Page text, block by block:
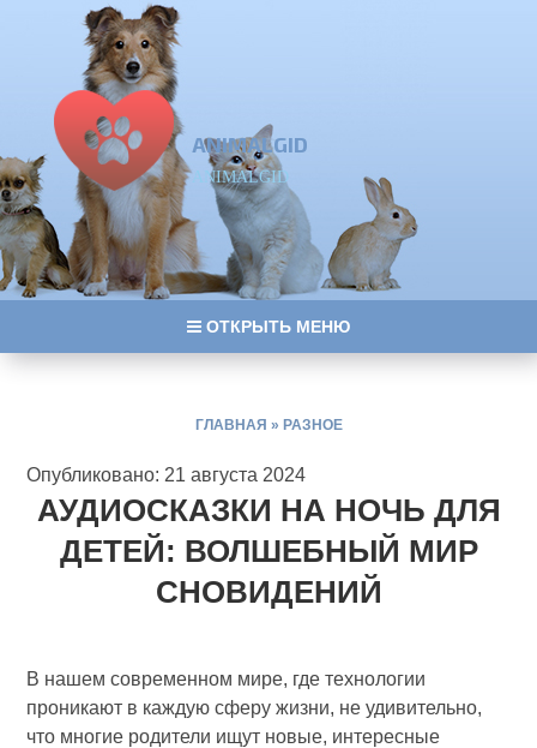
ANIMALGID
ANIMALGID
ОТКРЫТЬ МЕНЮ
ГЛАВНАЯ » РАЗНОЕ
Опубликовано: 21 августа 2024
АУДИОСКАЗКИ НА НОЧЬ ДЛЯ
ДЕТЕЙ: ВОЛШЕБНЫЙ МИР
СНОВИДЕНИЙ
В нашем современном мире, где технологии
проникают в каждую сферу жизни, не удивительно,
что многие родители ищут новые, интересные